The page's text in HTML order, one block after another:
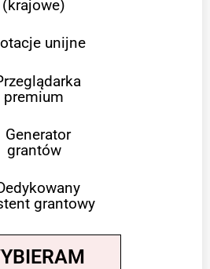
(krajowe)
unijne
premium
Generator
grantów
grantowy